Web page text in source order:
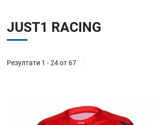
JUST1 RACING
Резултати 1 - 24 от 67